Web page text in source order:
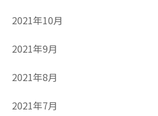
2021年10月
2021年9月
2021年8月
2021年7月